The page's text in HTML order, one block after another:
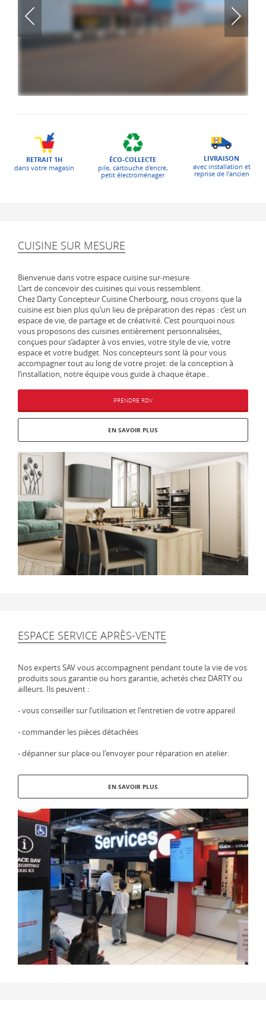
RETRAIT 1H
dans votre magasin
ÉCO-COLLECTE
pile, cartouche d'encre,
petit électroménager
LIVRAISON
avec installation et
reprise de l’ancien
CUISINE SUR MESURE
Bienvenue dans votre espace cuisine sur-mesure
L’art de concevoir des cuisines qui vous ressemblent.
Chez Darty Concepteur Cuisine Cherbourg, nous croyons que la
cuisine est bien plus qu’un lieu de préparation des repas : c’est un
espace de vie, de partage et de créativité. C’est pourquoi nous
vous proposons des cuisines entièrement personnalisées,
conçues pour s’adapter à vos envies, votre style de vie, votre
espace et votre budget. Nos concepteurs sont là pour vous
accompagner tout au long de votre projet: de la conception à
l’installation, notre équipe vous guide à chaque étape..
PRENDRE RDV
EN SAVOIR PLUS
ESPACE SERVICE APRÈS-VENTE
Nos experts SAV vous accompagnent pendant toute la vie de vos
produits sous garantie ou hors garantie, achetés chez DARTY ou
ailleurs. Ils peuvent :
- vous conseiller sur l’utilisation et l'entretien de votre appareil
- commander les pièces détachées
- dépanner sur place ou l'envoyer pour réparation en atelier.
EN SAVOIR PLUS